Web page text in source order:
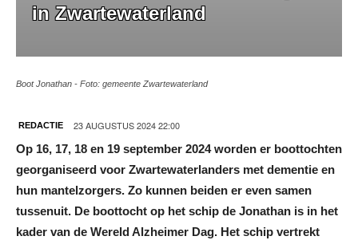
in Zwartewaterland
Boot Jonathan - Foto: gemeente Zwartewaterland
REDACTIE 23 AUGUSTUS 2024 22:00
Op 16, 17, 18 en 19 september 2024 worden er boottochten
georganiseerd voor Zwartewaterlanders met dementie en
hun mantelzorgers. Zo kunnen beiden er even samen
tussenuit. De boottocht op het schip de Jonathan is in het
kader van de Wereld Alzheimer Dag. Het schip vertrekt